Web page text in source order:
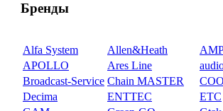
Бренды
Alfa System Allen&Heath
APOLLO
Ares Line
Broadcast-Service Chain MASTER
Decima
ENTTEC ETC